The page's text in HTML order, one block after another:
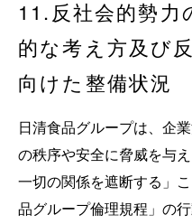
11.反社会的勢力
的な考え方及び
向けた整備状況
日清食品グループは、企
の秩序や安全に脅威を与
一切の関係を遮断する」
品グループ倫理規程」の